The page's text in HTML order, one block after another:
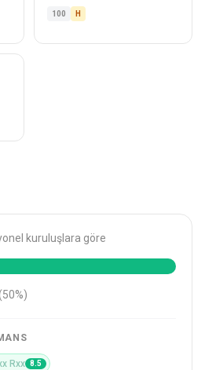
100 H
kuruluşlara göre
Rxx 8.5